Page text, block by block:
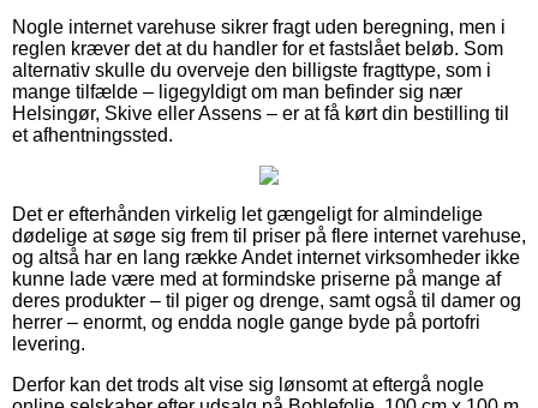
Nogle internet varehuse sikrer fragt uden beregning, men i
reglen kræver det at du handler for et fastslået beløb. Som
alternativ skulle du overveje den billigste fragttype, som i
mange tilfælde – ligegyldigt om man befinder sig nær
Helsingør, Skive eller Assens – er at få kørt din bestilling til
et afhentningssted.
Det er efterhånden virkelig let gængeligt for almindelige
dødelige at søge sig frem til priser på flere internet varehuse,
og altså har en lang række Andet internet virksomheder ikke
kunne lade være med at formindske priserne på mange af
deres produkter – til piger og drenge, samt også til damer og
herrer – enormt, og endda nogle gange byde på portofri
levering.
Derfor kan det trods alt vise sig lønsomt at eftergå nogle